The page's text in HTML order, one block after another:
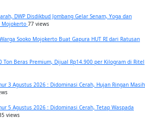
DWP Disdikbud Jombang Gelar Senam, Yoga dan
Mojokerto 77 views
Sooko Mojokerto Buat Gapura HUT RI dari Ratusan
Ton Beras Premium, Dijual Rp14.900 per Kilogram di Ritel
3 Agustus 2026 : Didominasi Cerah, Hujan Ringan Masih
5 Agustus 2026 : Didominasi Cerah, Tetap Waspada
views